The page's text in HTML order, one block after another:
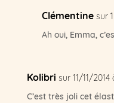
Clémentine sur
Ah oui, Emma,
Kolibri sur 11/11/2014
C’est très joli cet